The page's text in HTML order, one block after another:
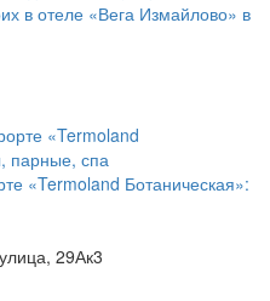
в отеле «Вега Измайлово» в
«Termoland Ботаническая»:
29Ак3